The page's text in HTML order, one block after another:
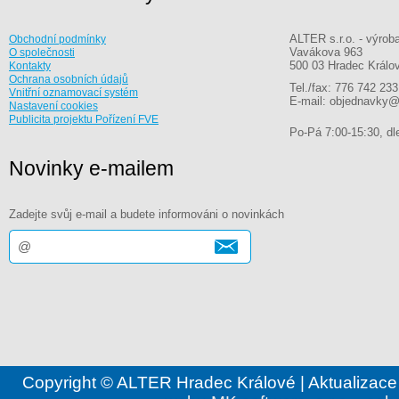
Obchodní podmínky
O společnosti
Kontakty
Ochrana osobních údajů
Vnitřní oznamovací systém
Nastavení cookies
Publicita projektu Pořízení FVE
ALTER s.r.o. -
Vavákova 963
500 03 Hradec
Tel./fax: 776 742 233
E-mail:
Po-Pá 7:00-15:30,
Novinky e-mailem
Zadejte svůj e-mail a budete informováni o novinkách
Copyright © ALTER Hradec Králové |